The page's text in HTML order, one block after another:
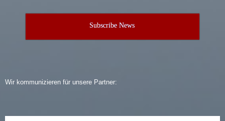
Subscribe News
Wir kommunizieren für unsere Partner: